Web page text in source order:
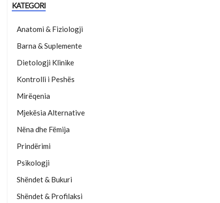
KATEGORI
Anatomi & Fiziologji
Barna & Suplemente
Dietologji Klinike
Kontrolli i Peshës
Mirëqenia
Mjekësia Alternative
Nëna dhe Fëmija
Prindërimi
Psikologji
Shëndet & Bukuri
Shëndet & Profilaksi